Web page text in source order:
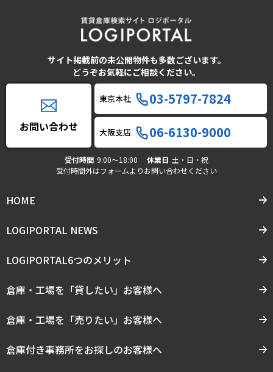
サイト掲載前の未公開物件も多数ございます。
どうぞお気軽にご相談ください。
お問い合わせ
東京本社 03-5797-7824
大阪支店 06-6130-9000
受付時間 9:00〜18:00 休業日 土・日・祝
受付時間外はフォームよりお問い合わせください
HOME
LOGIPORTAL NEWS
LOGIPORTAL6つのメリット
倉庫・工場を「貸したい」お客様へ
倉庫・工場を「売りたい」お客様へ
倉庫付き事務所をお探しのお客様へ